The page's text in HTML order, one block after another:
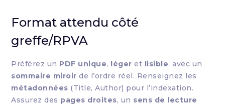
Format attendu côté
greffe/RPVA
Préférez un PDF unique, léger et lisible, avec un
sommaire miroir de l’ordre réel. Renseignez les
métadonnées (Title, Author) pour l’indexation.
Assurez des pages droites, un sens de lecture